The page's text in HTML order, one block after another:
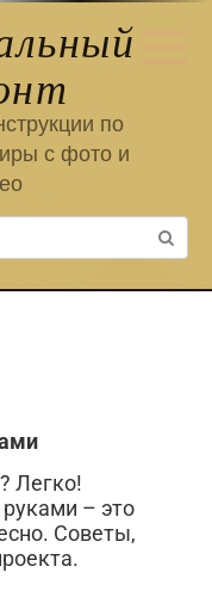
по
с фото и
Легко!
– это
Советы,